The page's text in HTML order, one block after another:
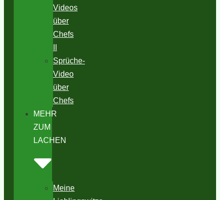
Videos
über
Chefs
Sprüche-
Video
über
Chefs
MEHR
ZUM
LACHEN
Meine